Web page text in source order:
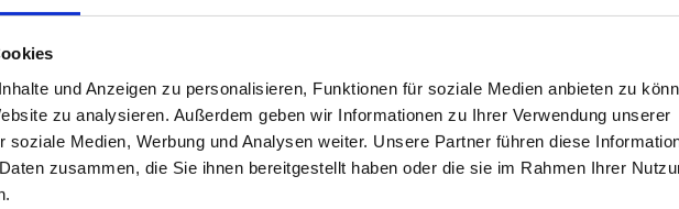
und Anzeigen zu personalisieren, Funktionen für soziale Medien anbieten zu
zu analysieren. Außerdem geben wir Informationen zu Ihrer Verwendung unserer
soziale Medien, Werbung und Analysen weiter. Unsere Partner führen diese
zusammen, die Sie ihnen bereitgestellt haben oder die sie im Rahmen Ihrer
wir sind, wie Sie uns kontaktieren können und wie wir personenbezogene Daten
uns bezüglich Ihrer Einwilligung kontaktieren.
Cookiebot